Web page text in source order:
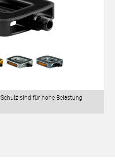
sind für hohe Belastung